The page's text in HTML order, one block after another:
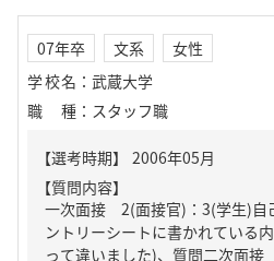
07年卒 文系
女性
学校名 ： 武蔵大学
職種 ： スタッフ職
【質問内容】
一次面接 2(面接官)：3(学生)自
ントリーシートに書かれている
って違いました)、質問二次面